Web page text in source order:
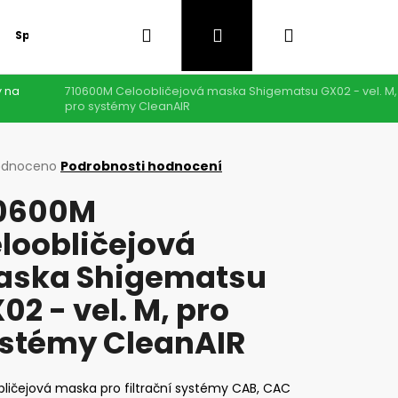
Speciální nabídka Hledat PřihlášeníNákupní
na
710600M Celoobličejová maska Shigematsu GX02 - vel. M,
pro systémy CleanAIR
Podrobnosti hodnocení
Shigematsu
- vel. M, pro
CleanAIR
maska pro filtrační systémy CAB, CAC